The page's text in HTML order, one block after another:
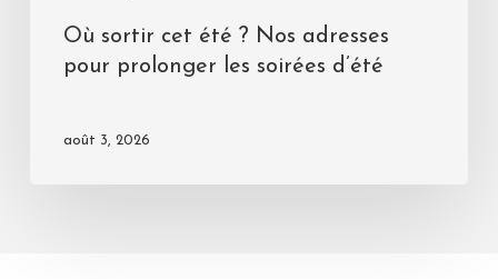
Où sortir cet été ? Nos adresses
pour prolonger les soirées d’été
août 3, 2026